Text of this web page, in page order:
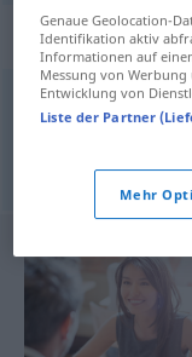
geheimnisvoll,
© OpenThesaurus.de
Genaue Geolocation-
Identifikation aktiv
Informationen auf
Messung von
Entwicklung von
Liste der Partner
Mehr